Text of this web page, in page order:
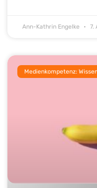
Ann-Kathrin Engelke 7.
Medienkompetenz: